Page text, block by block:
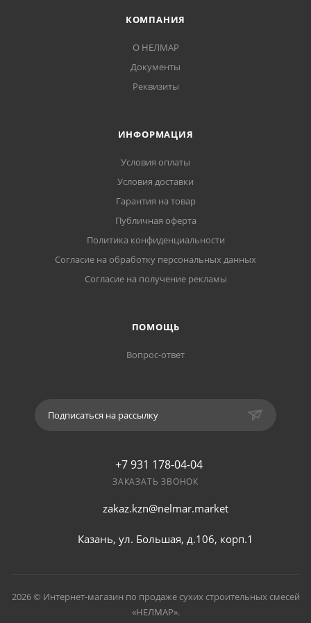
КОМПАНИЯ
О НЕЛМАР
Документы
Реквизиты
ИНФОРМАЦИЯ
Условия оплаты
Условия доставки
Гарантия на товар
Публичная оферта
Политика конфиденциальности
Согласие на обработку персональных данных
Согласие на получение рекламы
ПОМОЩЬ
Вопрос-ответ
Подписаться на рассылку
+7 931 178-04-04
ЗАКАЗАТЬ ЗВОНОК
zakaz.kzn@nelmar.market
Казань, ул. Большая, д.106, корп.1
2026 © Интернет-магазин по продаже сухих строительных смесей
«НЕЛМАР».